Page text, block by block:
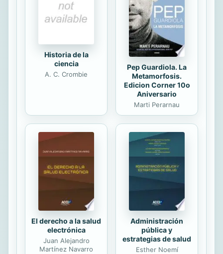
sociedad actual, en muchos lugares
del mundo la iglesia sigue
experimentando crecimiento gracias
a los cristianos pentecostales-
carismáticos. Pero la Iglesia
pentecostal-carismática también se
ve afligida por la inmoralidad...
Pep Guardiola. La
Metamorfosis.
Edicion Corner 10o
Marti Perarnau